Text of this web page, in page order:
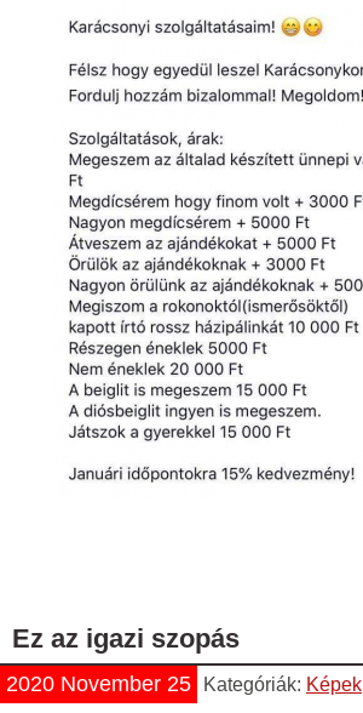
Ez az igazi szopás
2020 November 25 Kategóriák: Képek